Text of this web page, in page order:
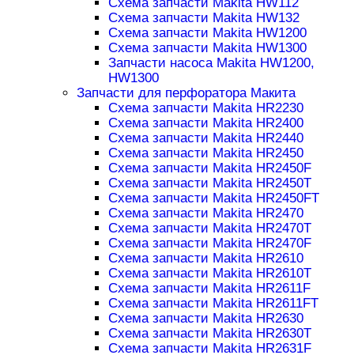
Схема запчасти Makita HW112
Схема запчасти Makita HW132
Схема запчасти Makita HW1200
Схема запчасти Makita HW1300
Запчасти насоса Makita HW1200,
HW1300
Запчасти для перфоратора Макита
Схема запчасти Makita HR2230
Схема запчасти Makita HR2400
Схема запчасти Makita HR2440
Схема запчасти Makita HR2450
Схема запчасти Makita HR2450F
Схема запчасти Makita HR2450T
Схема запчасти Makita HR2450FT
Схема запчасти Makita HR2470
Схема запчасти Makita HR2470T
Схема запчасти Makita HR2470F
Схема запчасти Makita HR2610
Схема запчасти Makita HR2610T
Схема запчасти Makita HR2611F
Схема запчасти Makita HR2611FT
Схема запчасти Makita HR2630
Схема запчасти Makita HR2630T
Схема запчасти Makita HR2631F